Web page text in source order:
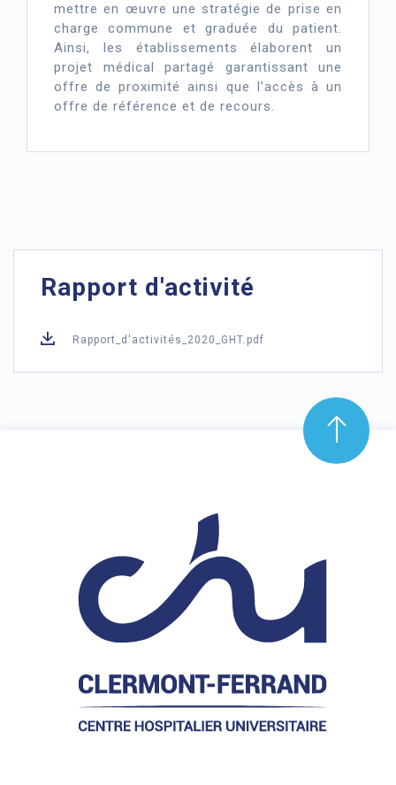
mettre en œuvre une stratégie de prise en
charge commune et graduée du patient.
Ainsi, les établissements élaborent un
projet médical partagé garantissant une
offre de proximité ainsi que l’accès à un
offre de référence et de recours.
Rapport d'activité
Rapport_d'activités_2020_GHT.pdf